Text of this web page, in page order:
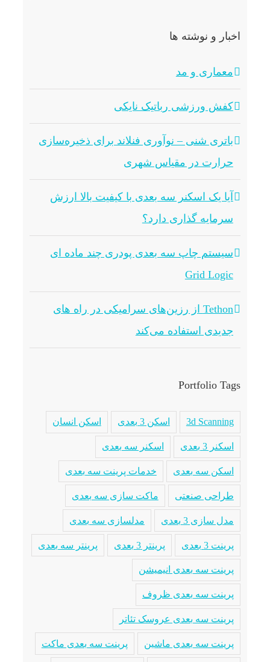
اخبار و نوشته ها
معماری و مد
کفش ورزشی رباتیک نایکی
باتری شنی – نوآوری فنلاند برای ذخیره‌سازی
حرارت در مقیاس شهری
آیا یک اسکنر سه بعدی با کیفیت بالا ارزش
سرمایه گذاری دارد؟
سیستم چاپ سه بعدی پودری چند ماده ای
Grid Logic
Tethon از رزین‌های سرامیکی در راه های
جدیدی استفاده می‌کند
Portfolio Tags
3d Scanning اسکن 3 بعدی اسکن انسان
اسکنر 3 بعدی اسکنر سه بعدی
اسکن سه بعدی خدمات پرینت سه بعدی
طراحی صنعتی ماکت سازی سه بعدی
مدل سازی 3 بعدی مدلسازی سه بعدی
پرینت 3 بعدی پرینتر 3 بعدی پرینتر سه بعدی
پرینت سه بعدی انیمیشن
پرینت سه بعدی ظروف
پرینت سه بعدی عروسک تئاتر
پرینت سه بعدی ماشین پرینت سه بعدی ماکت